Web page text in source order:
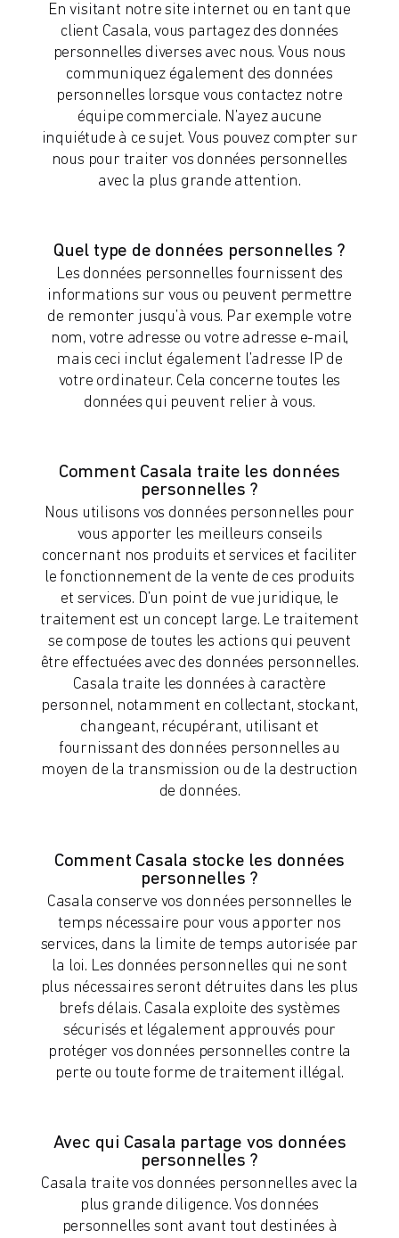
En visitant notre site internet ou en tant que
client Casala, vous partagez des données
personnelles diverses avec nous. Vous nous
communiquez également des données
personnelles lorsque vous contactez notre
équipe commerciale. N’ayez aucune
inquiétude à ce sujet. Vous pouvez compter sur
nous pour traiter vos données personnelles
avec la plus grande attention.
Quel type de données personnelles ?
Les données personnelles fournissent des
informations sur vous ou peuvent permettre
de remonter jusqu’à vous. Par exemple votre
nom, votre adresse ou votre adresse e-mail,
mais ceci inclut également l’adresse IP de
votre ordinateur. Cela concerne toutes les
données qui peuvent relier à vous.
Comment Casala traite les données
personnelles ?
Nous utilisons vos données personnelles pour
vous apporter les meilleurs conseils
concernant nos produits et services et faciliter
le fonctionnement de la vente de ces produits
et services. D’un point de vue juridique, le
traitement est un concept large. Le traitement
se compose de toutes les actions qui peuvent
être effectuées avec des données personnelles.
Casala traite les données à caractère
personnel, notamment en collectant, stockant,
changeant, récupérant, utilisant et
fournissant des données personnelles au
moyen de la transmission ou de la destruction
de données.
Comment Casala stocke les données
personnelles ?
Casala conserve vos données personnelles le
temps nécessaire pour vous apporter nos
services, dans la limite de temps autorisée par
la loi. Les données personnelles qui ne sont
plus nécessaires seront détruites dans les plus
brefs délais. Casala exploite des systèmes
sécurisés et légalement approuvés pour
protéger vos données personnelles contre la
perte ou toute forme de traitement illégal.
Avec qui Casala partage vos données
personnelles ?
Casala traite vos données personnelles avec la
plus grande diligence. Vos données
personnelles sont avant tout destinées à